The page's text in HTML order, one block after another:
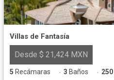
Villas de Fantasía
Desde $ 21,424 MXN
5 Recámaras · 3 Baños · 250